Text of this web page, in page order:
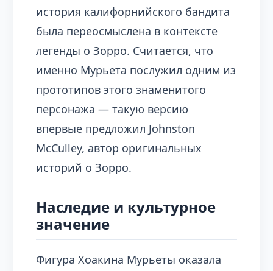
история калифорнийского бандита
была переосмыслена в контексте
легенды о Зорро. Считается, что
именно Мурьета послужил одним из
прототипов этого знаменитого
персонажа — такую версию
впервые предложил Johnston
McCulley, автор оригинальных
историй о Зорро.
Наследие и культурное
значение
Фигура Хоакина Мурьеты оказала